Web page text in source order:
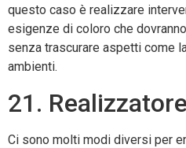
questo caso è realizzare
esigenze di coloro che
senza trascurare aspetti come
ambienti.
21.
Ci sono molti modi diversi per